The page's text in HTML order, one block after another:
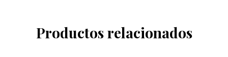
Productos relacionados